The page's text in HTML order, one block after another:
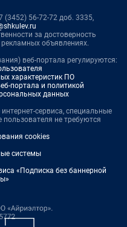
(3452) 56-72-72 доб. 3335,
за достоверность
объявлениях.
веб-портала регулируются:
характеристик ПО
портала и политикой
данных
сервиса, специальные
пользователя не требуются
cookies
системы
«Подписка без баннерной